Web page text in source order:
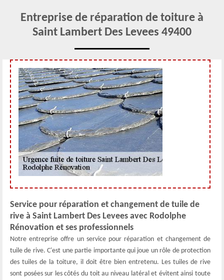
Entreprise de réparation de toiture à
Saint Lambert Des Levees 49400
Service pour réparation et changement de tuile de
rive à Saint Lambert Des Levees avec Rodolphe
Rénovation et ses professionnels
Notre entreprise offre un service pour réparation et changement de
tuile de rive. C'est une partie importante qui joue un rôle de protection
des tuiles de la toiture, il doit être bien entretenu. Les tuiles de rive
sont posées sur les côtés du toit au niveau latéral et évitent ainsi toute